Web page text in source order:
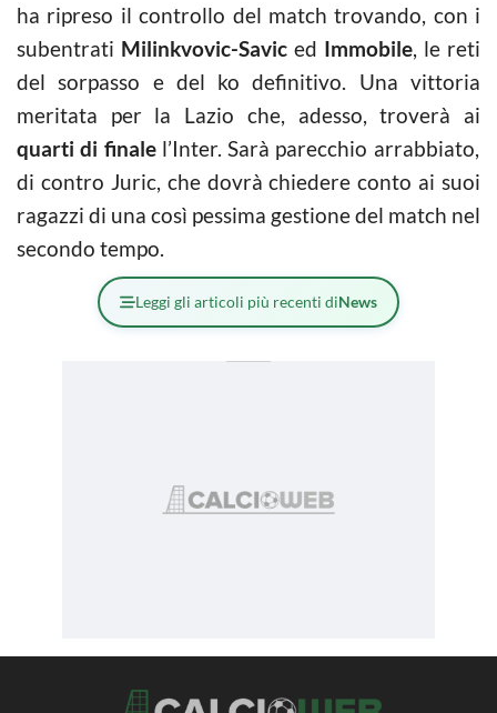
ha ripreso il controllo del match trovando, con i
subentrati Milinkvovic-Savic ed Immobile, le reti
del sorpasso e del ko definitivo. Una vittoria
meritata per la Lazio che, adesso, troverà ai
quarti di finalel’Inter. Sarà parecchio arrabbiato,
di contro Juric, che dovrà chiedere conto ai suoi
ragazzi di una così pessima gestione del match nel
secondo tempo.
Leggi gli articoli più recenti diNews